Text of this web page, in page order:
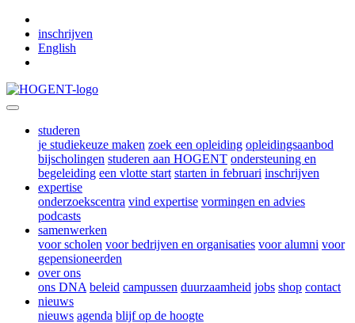
inschrijven
English
studeren
je studiekeuze maken zoek een opleiding opleidingsaanbod
bijscholingen studeren aan HOGENT ondersteuning en
begeleiding een vlotte start starten in februari inschrijven
expertise
onderzoekscentra vind expertise vormingen en advies
podcasts
samenwerken
voor scholen voor bedrijven en organisaties voor alumni voor
gepensioneerden
over ons
ons DNA beleid campussen duurzaamheid jobs shop contact
nieuws
nieuws agenda blijf op de hoogte